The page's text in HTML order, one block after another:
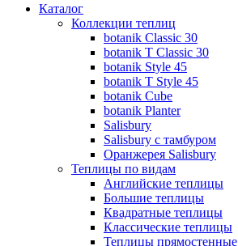
Каталог
Коллекции теплиц
botanik Classic 30
botanik T Classic 30
botanik Style 45
botanik Т Style 45
botanik Cube
botanik Planter
Salisbury
Salisbury с тамбуром
Оранжерея Salisbury
Теплицы по видам
Английские теплицы
Большие теплицы
Квадратные теплицы
Классические теплицы
Теплицы прямостенные